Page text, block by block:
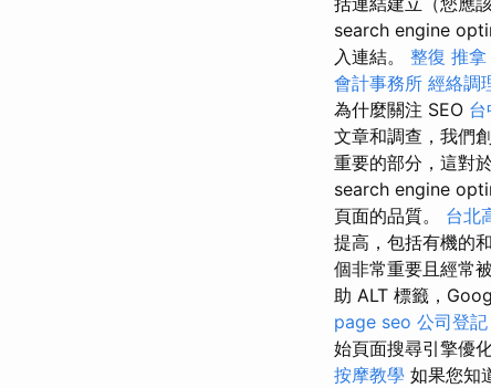
search engine
入連結。 整復 推拿
會計事務所 經絡調
為什麼關注 SEO
文章和調查，我們
重要的部分，這對
search engine
頁面的品質。 台北
提高，包括有機的
個非常重要且經常
助 ALT 標籤，
page seo 公司登記
始頁面搜尋引擎優
按摩教學 如果您知